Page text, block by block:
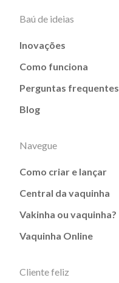
Baú de ideias
Inovações
Como funciona
Perguntas frequentes
Blog
Navegue
Como criar e lançar
Central da vaquinha
Vakinha ou vaquinha?
Vaquinha Online
Cliente feliz